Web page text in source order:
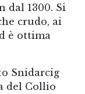
dal 1300. Si
crudo, ai
è ottima
Snidarcig
del Collio